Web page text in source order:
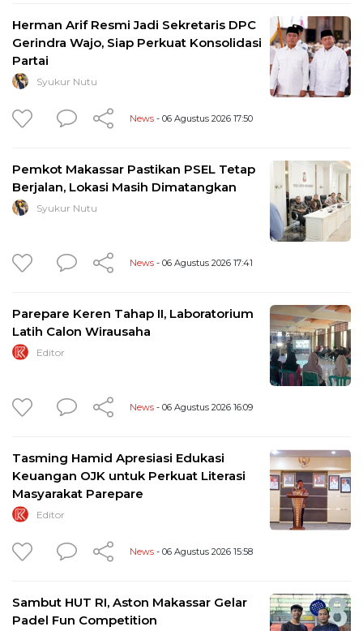
Herman Arif Resmi Jadi Sekretaris DPC
Gerindra Wajo, Siap Perkuat Konsolidasi
Partai
Syukur Nutu
News - 06 Agustus 2026 17:50
Pemkot Makassar Pastikan PSEL Tetap
Berjalan, Lokasi Masih Dimatangkan
Syukur Nutu
News - 06 Agustus 2026 17:41
Parepare Keren Tahap II, Laboratorium
Latih Calon Wirausaha
Editor
News - 06 Agustus 2026 16:09
Tasming Hamid Apresiasi Edukasi
Keuangan OJK untuk Perkuat Literasi
Masyarakat Parepare
Editor
News - 06 Agustus 2026 15:58
Sambut HUT RI, Aston Makassar Gelar
Padel Fun Competition